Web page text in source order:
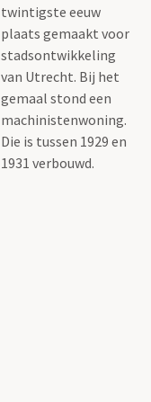
twintigste eeuw
plaats gemaakt voor
stadsontwikkeling
van Utrecht. Bij het
gemaal stond een
machinistenwoning.
Die is tussen 1929 en
1931 verbouwd.